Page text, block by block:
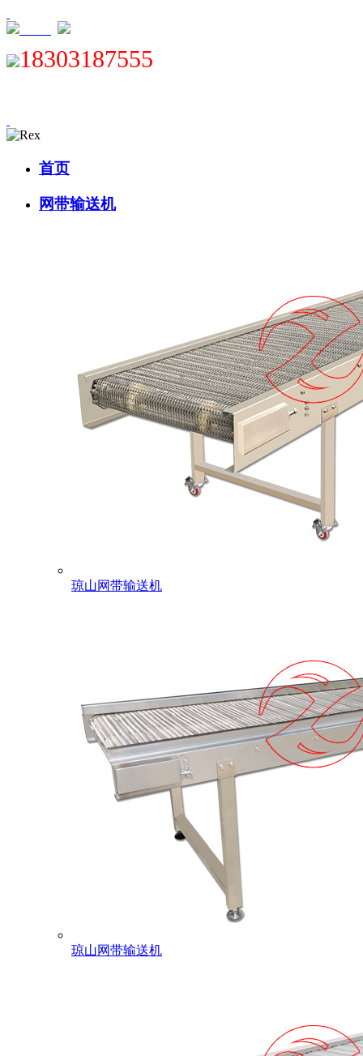
18303187555
首页
网带输送机
琼山网带输送机
琼山网带输送机